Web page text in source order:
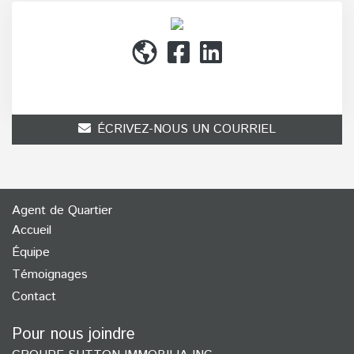
ÉCRIVEZ-NOUS UN COURRIEL
Agent de Quartier
Accueil
Équipe
Témoignages
Contact
Pour nous joindre